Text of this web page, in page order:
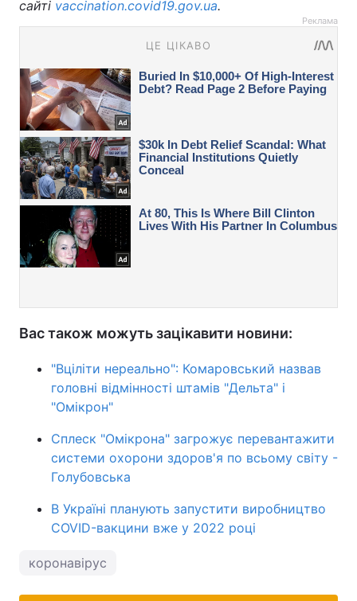
сайті vaccination.covid19.gov.ua.
Реклама
Вас також можуть зацікавити новини:
"Вціліти нереально": Комаровський назвав
головні відмінності штамів "Дельта" і
"Омікрон"
Сплеск "Омікрона" загрожує перевантажити
системи охорони здоров'я по всьому світу -
Голубовська
В Україні планують запустити виробництво
COVID-вакцини вже у 2022 році
коронавірус